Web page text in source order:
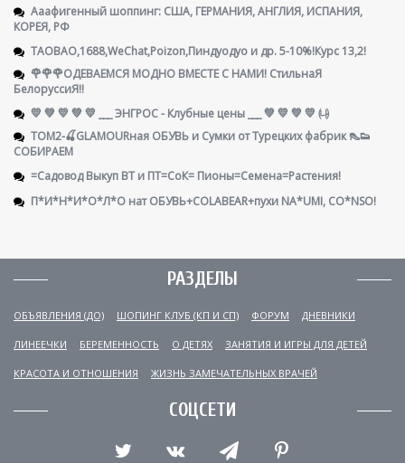
Ааафигенный шоппинг: США, ГЕРМАНИЯ, АНГЛИЯ, ИСПАНИЯ,
КОРЕЯ, РФ
TAOBAO,1688,WeChat,Poizon,Пиндуодуо и др. 5-10%!Курс 13,2!
🌹🌹🌹ОДЕВАЕМСЯ МОДНО ВМЕСТЕ С НАМИ! СтильнаЯ
БелоруссиЯ‼
💛 💚 💛 💚 💛 ___ ЭНГРОС - Клубные цены ___ 💚 💛 💚 💛 ㈏
ТОМ2-🍒GLAMOURная ОБУВЬ и Сумки от Турецких фабрик 👠👟
СОБИРАЕМ
=Садовод Выкуп ВТ и ПТ=СоК= Пионы=Семена=Растения!
П*И*Н*И*О*Л*О нат ОБУВЬ+COLABEAR+пухи NA*UMI, CO*NSO!
РАЗДЕЛЫ
ОБЪЯВЛЕНИЯ (ДО) ШОПИНГ КЛУБ (КП И СП) ФОРУМ ДНЕВНИКИ
ЛИНЕЕЧКИ БЕРЕМЕННОСТЬ О ДЕТЯХ ЗАНЯТИЯ И ИГРЫ ДЛЯ ДЕТЕЙ
КРАСОТА И ОТНОШЕНИЯ ЖИЗНЬ ЗАМЕЧАТЕЛЬНЫХ ВРАЧЕЙ
СОЦСЕТИ